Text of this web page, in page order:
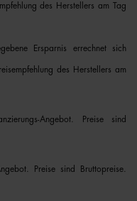
des Herstellers am Tag
Ersparnis errechnet sich
des Herstellers am
Angebot. Preise sind
Preise sind Bruttopreise.